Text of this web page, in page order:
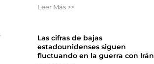
Leer Más >>
Las cifras de bajas
estadounidenses siguen
fluctuando en la guerra con Irán